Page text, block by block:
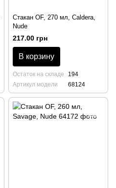
Стакан OF, 270 мл, Caldera,
Nude
217.00 грн
В корзину
Остаток на складе
194
Артикул модели
68124